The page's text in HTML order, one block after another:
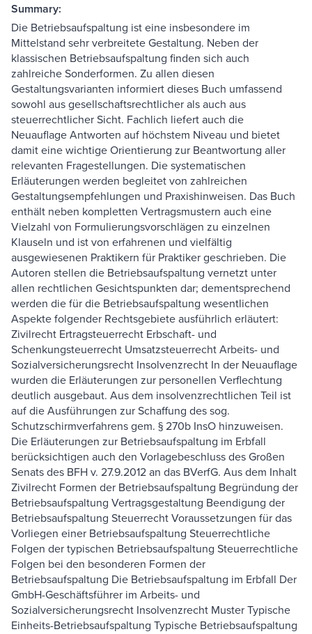
Summary:
Die Betriebsaufspaltung ist eine insbesondere im
Mittelstand sehr verbreitete Gestaltung. Neben der
klassischen Betriebsaufspaltung finden sich auch
zahlreiche Sonderformen. Zu allen diesen
Gestaltungsvarianten informiert dieses Buch umfassend
sowohl aus gesellschaftsrechtlicher als auch aus
steuerrechtlicher Sicht. Fachlich liefert auch die
Neuauflage Antworten auf höchstem Niveau und bietet
damit eine wichtige Orientierung zur Beantwortung aller
relevanten Fragestellungen. Die systematischen
Erläuterungen werden begleitet von zahlreichen
Gestaltungsempfehlungen und Praxishinweisen. Das Buch
enthält neben kompletten Vertragsmustern auch eine
Vielzahl von Formulierungsvorschlägen zu einzelnen
Klauseln und ist von erfahrenen und vielfältig
ausgewiesenen Praktikern für Praktiker geschrieben. Die
Autoren stellen die Betriebsaufspaltung vernetzt unter
allen rechtlichen Gesichtspunkten dar; dementsprechend
werden die für die Betriebsaufspaltung wesentlichen
Aspekte folgender Rechtsgebiete ausführlich erläutert:
Zivilrecht Ertragsteuerrecht Erbschaft- und
Schenkungsteuerrecht Umsatzsteuerrecht Arbeits- und
Sozialversicherungsrecht Insolvenzrecht In der Neuauflage
wurden die Erläuterungen zur personellen Verflechtung
deutlich ausgebaut. Aus dem insolvenzrechtlichen Teil ist
auf die Ausführungen zur Schaffung des sog.
Schutzschirmverfahrens gem. § 270b InsO hinzuweisen.
Die Erläuterungen zur Betriebsaufspaltung im Erbfall
berücksichtigen auch den Vorlagebeschluss des Großen
Senats des BFH v. 27.9.2012 an das BVerfG. Aus dem Inhalt
Zivilrecht Formen der Betriebsaufspaltung Begründung der
Betriebsaufspaltung Vertragsgestaltung Beendigung der
Betriebsaufspaltung Steuerrecht Voraussetzungen für das
Vorliegen einer Betriebsaufspaltung Steuerrechtliche
Folgen der typischen Betriebsaufspaltung Steuerrechtliche
Folgen bei den besonderen Formen der
Betriebsaufspaltung Die Betriebsaufspaltung im Erbfall Der
GmbH-Geschäftsführer im Arbeits- und
Sozialversicherungsrecht Insolvenzrecht Muster Typische
Einheits-Betriebsaufspaltung Typische Betriebsaufspaltung